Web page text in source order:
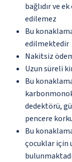
bağlıdır ve
edilemez
Bu
edilmektedir
Nakitsiz
Uzun süreli
Bu
dedektörü,
pencere
Bu
çocuklar için